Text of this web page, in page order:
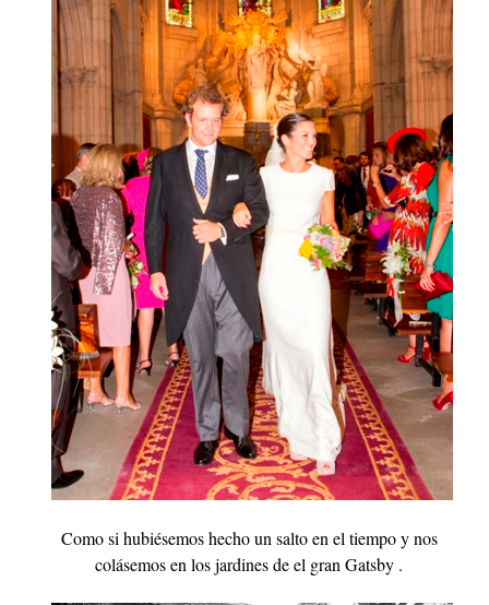
Como si hubiésemos hecho un salto en el tiempo y nos
colásemos en los jardines de el gran Gatsby .